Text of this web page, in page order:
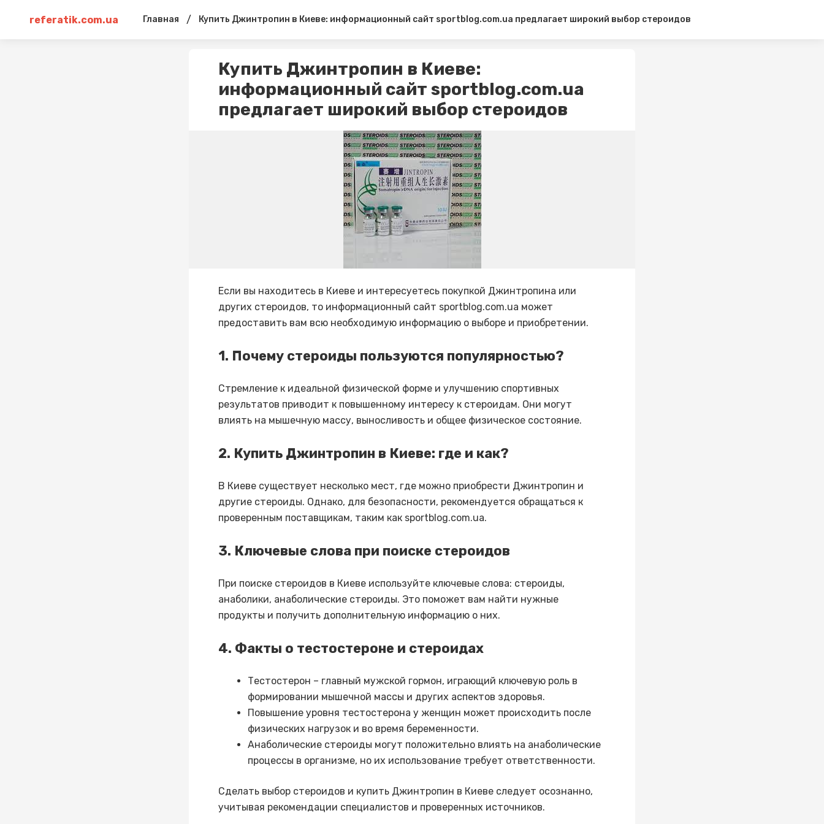
referatik.com.ua Главная / Купить Джинтропин в Киеве: информационный сайт sportblog.com.ua предлагает широкий выбор стероидов
Купить Джинтропин в Киеве:
информационный сайт sportblog.com.ua
предлагает широкий выбор стероидов
Если вы находитесь в Киеве и интересуетесь покупкой Джинтропина или
других стероидов, то информационный сайт sportblog.com.ua может
предоставить вам всю необходимую информацию о выборе и приобретении.
1. Почему стероиды пользуются популярностью?
Стремление к идеальной физической форме и улучшению спортивных
результатов приводит к повышенному интересу к стероидам. Они могут
влиять на мышечную массу, выносливость и общее физическое состояние.
2. Купить Джинтропин в Киеве: где и как?
В Киеве существует несколько мест, где можно приобрести Джинтропин и
другие стероиды. Однако, для безопасности, рекомендуется обращаться к
проверенным поставщикам, таким как sportblog.com.ua.
3. Ключевые слова при поиске стероидов
При поиске стероидов в Киеве используйте ключевые слова: стероиды,
анаболики, анаболические стероиды. Это поможет вам найти нужные
продукты и получить дополнительную информацию о них.
4. Факты о тестостероне и стероидах
Тестостерон – главный мужской гормон, играющий ключевую роль в
формировании мышечной массы и других аспектов здоровья.
Повышение уровня тестостерона у женщин может происходить после
физических нагрузок и во время беременности.
Анаболические стероиды могут положительно влиять на анаболические
процессы в организме, но их использование требует ответственности.
Сделать выбор стероидов и купить Джинтропин в Киеве следует осознанно,
учитывая рекомендации специалистов и проверенных источников.